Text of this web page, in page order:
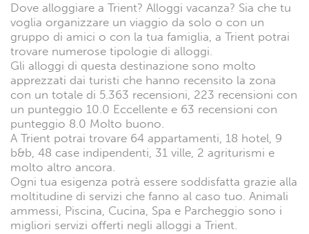
Dove alloggiare a Trient? Alloggi vacanza? Sia che tu
voglia organizzare un viaggio da solo o con un
gruppo di amici o con la tua famiglia, a Trient potrai
trovare numerose tipologie di alloggi.
Gli alloggi di questa destinazione sono molto
apprezzati dai turisti che hanno recensito la zona
con un totale di 5.363 recensioni, 223 recensioni con
un punteggio 10.0 Eccellente e 63 recensioni con
punteggio 8.0 Molto buono.
A Trient potrai trovare 64 appartamenti, 18 hotel, 9
b&b, 48 case indipendenti, 31 ville, 2 agriturismi e
molto altro ancora.
Ogni tua esigenza potrà essere soddisfatta grazie alla
moltitudine di servizi che fanno al caso tuo. Animali
ammessi, Piscina, Cucina, Spa e Parcheggio sono i
migliori servizi offerti negli alloggi a Trient.